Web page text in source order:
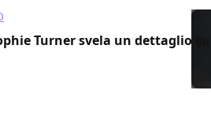
Turner svela un dettaglio sul